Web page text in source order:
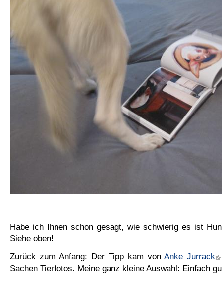
Habe ich Ihnen schon gesagt, wie schwierig es ist
Siehe oben!
Zurück zum Anfang: Der Tipp kam vonAnke Jurrack
Sachen Tierfotos. Meine ganz kleine Auswahl: Einfach